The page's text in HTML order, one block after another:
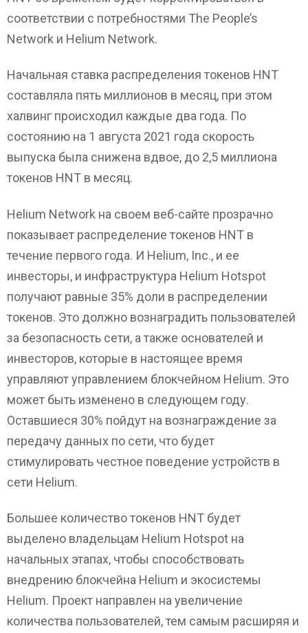
соответствии с потребностями The People’s
Network и Helium Network.
Начальная ставка распределения токенов HNT
составляла пять миллионов в месяц, при этом
халвинг происходил каждые два года. По
состоянию на 1 августа 2021 года скорость
выпуска была снижена вдвое, до 2,5 миллиона
токенов HNT в месяц.
Helium Network на своем веб-сайте прозрачно
показывает распределение токенов HNT в
течение первого года. И Helium, Inc., и ее
инвесторы, и инфраструктура Helium Hotspot
получают равные 35% доли в распределении
токенов. Это должно вознаградить пользователей
за безопасность сети, а также основателей и
инвесторов, которые в настоящее время
управляют управлением блокчейном Helium. Это
может быть изменено в следующем году.
Оставшиеся 30% пойдут на вознаграждение за
передачу данных по сети, что будет
стимулировать честное поведение устройств в
сети Helium.
Большее количество токенов HNT будет
выделено владельцам Helium Hotspot на
начальных этапах, чтобы способствовать
внедрению блокчейна Helium и экосистемы
Helium. Проект направлен на увеличение
количества пользователей, тем самым расширяя и